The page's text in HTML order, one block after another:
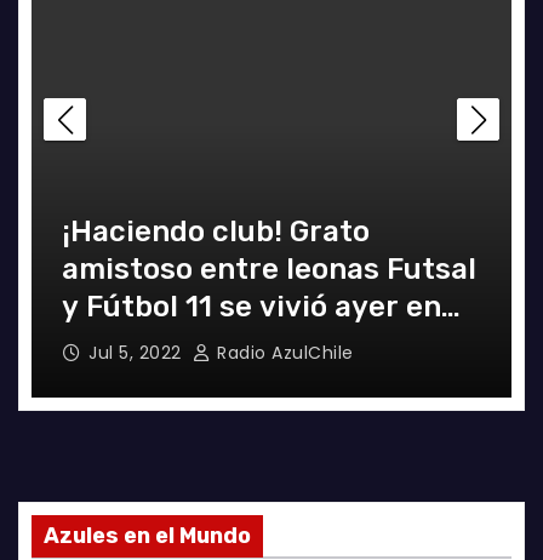
¡Haciendo club! Grato
amistoso entre leonas Futsal
y Fútbol 11 se vivió ayer en
La Florida
Jul 5, 2022 Radio AzulChile
Azules en el Mundo